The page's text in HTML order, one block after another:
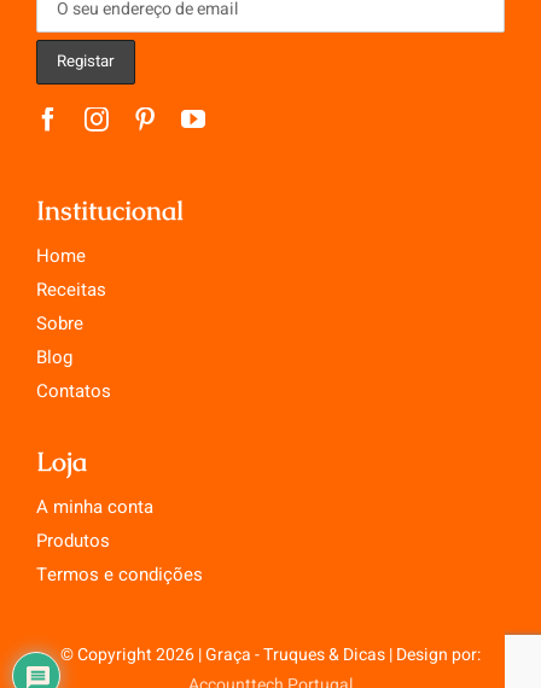
Institucional
Home
Receitas
Sobre
Blog
Contatos
Loja
A minha conta
Produtos
Termos e condições
© Copyright 2026 | Graça - Truques & Dicas | Design por: